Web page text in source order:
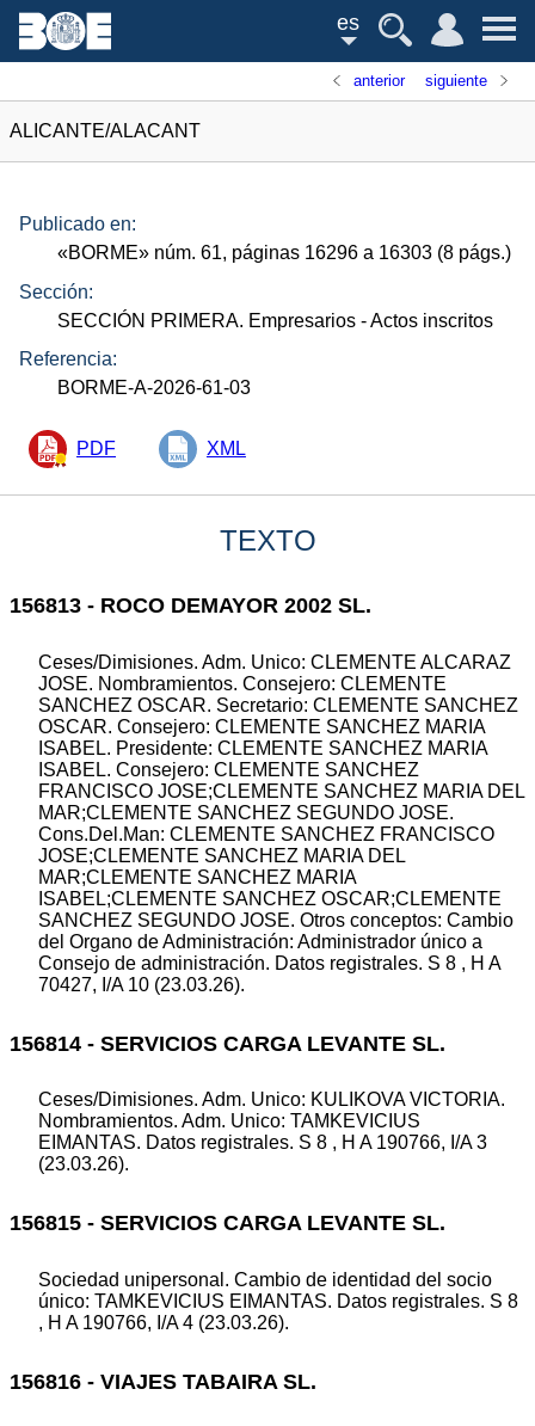
es
anterior siguiente
ALICANTE/ALACANT
Publicado en:
«BORME» núm. 61, páginas 16296 a 16303 (8 págs.)
Sección:
SECCIÓN PRIMERA. Empresarios - Actos inscritos
Referencia:
BORME-A-2026-61-03
PDF XML
TEXTO
156813 - ROCO DEMAYOR 2002 SL.
Ceses/Dimisiones. Adm. Unico: CLEMENTE ALCARAZ
JOSE. Nombramientos. Consejero: CLEMENTE
SANCHEZ OSCAR. Secretario: CLEMENTE SANCHEZ
OSCAR. Consejero: CLEMENTE SANCHEZ MARIA
ISABEL. Presidente: CLEMENTE SANCHEZ MARIA
ISABEL. Consejero: CLEMENTE SANCHEZ
FRANCISCO JOSE;CLEMENTE SANCHEZ MARIA DEL
MAR;CLEMENTE SANCHEZ SEGUNDO JOSE.
Cons.Del.Man: CLEMENTE SANCHEZ FRANCISCO
JOSE;CLEMENTE SANCHEZ MARIA DEL
MAR;CLEMENTE SANCHEZ MARIA
ISABEL;CLEMENTE SANCHEZ OSCAR;CLEMENTE
SANCHEZ SEGUNDO JOSE. Otros conceptos: Cambio
del Organo de Administración: Administrador único a
Consejo de administración. Datos registrales. S 8 , H A
70427, I/A 10 (23.03.26).
156814 - SERVICIOS CARGA LEVANTE SL.
Ceses/Dimisiones. Adm. Unico: KULIKOVA VICTORIA.
Nombramientos. Adm. Unico: TAMKEVICIUS
EIMANTAS. Datos registrales. S 8 , H A 190766, I/A 3
(23.03.26).
156815 - SERVICIOS CARGA LEVANTE SL.
Sociedad unipersonal. Cambio de identidad del socio
único: TAMKEVICIUS EIMANTAS. Datos registrales. S 8
, H A 190766, I/A 4 (23.03.26).
156816 - VIAJES TABAIRA SL.